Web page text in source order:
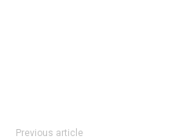
Previous article